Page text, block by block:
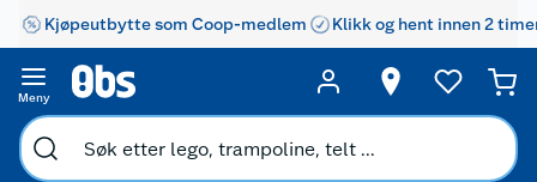
Kjøpeutbytte som Coop-medlem Klikk og hent innen 2
Meny